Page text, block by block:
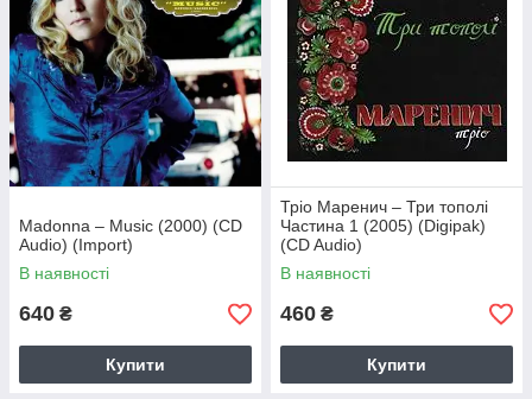
Madonna – Music (2000) (CD
Audio) (Import)
В наявності
640 ₴
Купити
Тріо Маренич – Три тополі
Частина 1 (2005) (Digipak)
(CD Audio)
В наявності
460 ₴
Купити